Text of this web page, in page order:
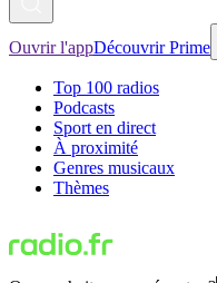
Ouvrir l'appDécouvrir Prime
Top 100 radios
Podcasts
Sport en direct
À proximité
Genres musicaux
Thèmes